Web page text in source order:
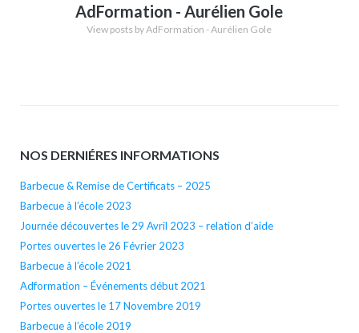
AdFormation - Aurélien Gole
View posts by AdFormation - Aurélien Gole
NOS DERNIÉRES INFORMATIONS
Barbecue & Remise de Certificats – 2025
Barbecue à l’école 2023
Journée découvertes le 29 Avril 2023 – relation d’aide
Portes ouvertes le 26 Février 2023
Barbecue à l’école 2021
Adformation – Événements début 2021
Portes ouvertes le 17 Novembre 2019
Barbecue à l’école 2019